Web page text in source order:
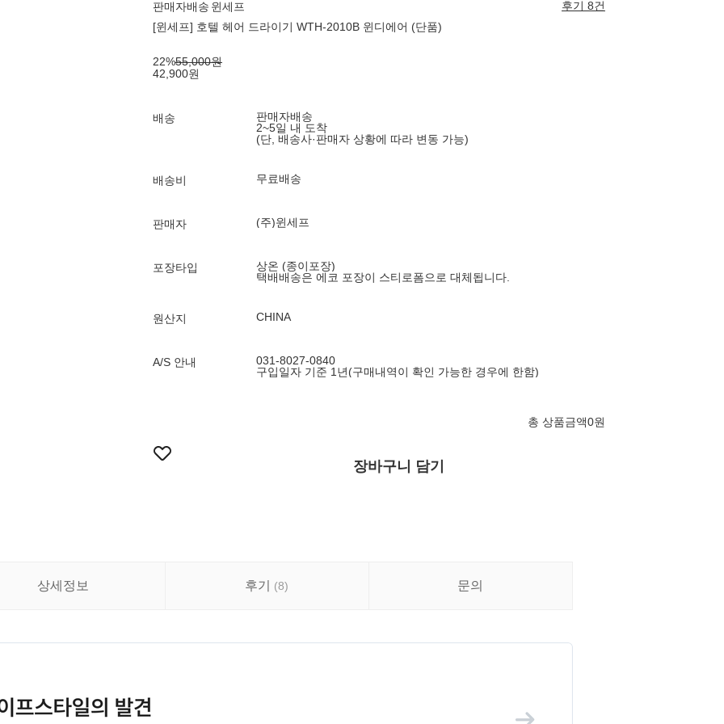
판매자배송 윈세프
후기 8건
[윈세프] 호텔 헤어 드라이기 WTH-2010B 윈디에어 (단품)
22%55,000원
42,900원
배송
판매자배송
2~5일 내 도착
(단, 배송사·판매자 상황에 따라 변동 가능)
배송비 무료배송
판매자 (주)윈세프
포장타입
상온 (종이포장)
택배배송은 에코 포장이 스티로폼으로 대체됩니다.
원산지 CHINA
A/S 안내
031-8027-0840
구입일자 기준 1년(구매내역이 확인 가능한 경우에 한함)
총 상품금액0원
장바구니 담기
상세정보 후기 (8) 문의